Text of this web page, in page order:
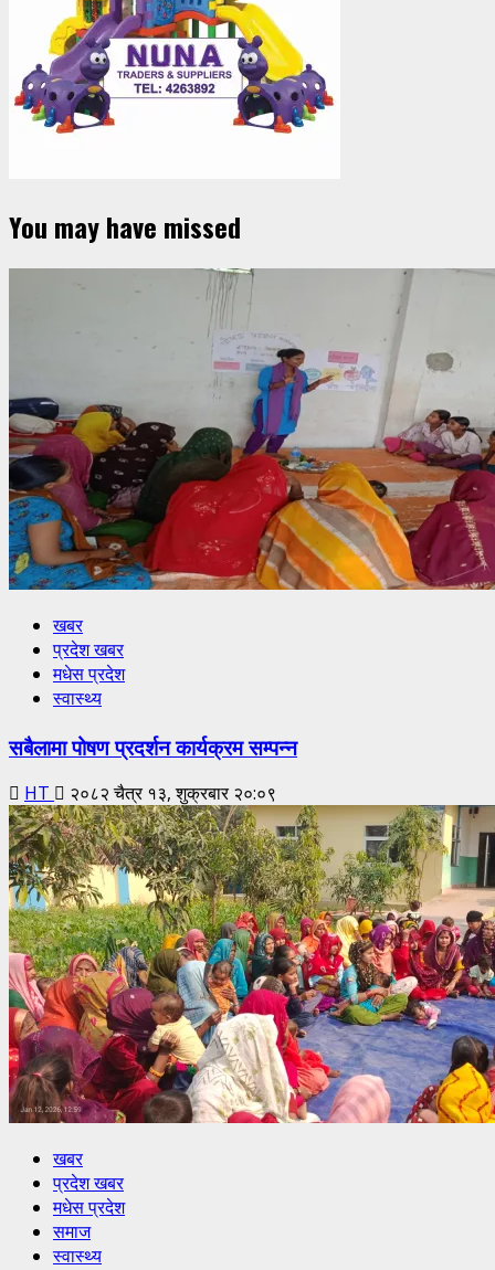
You may have missed
खबर
प्रदेश खबर
मधेस प्रदेश
स्वास्थ्य
सबैलामा पोषण प्रदर्शन कार्यक्रम सम्पन्न
HT २०८२ चैत्र १३, शुक्रबार २०:०९
खबर
प्रदेश खबर
मधेस प्रदेश
समाज
स्वास्थ्य